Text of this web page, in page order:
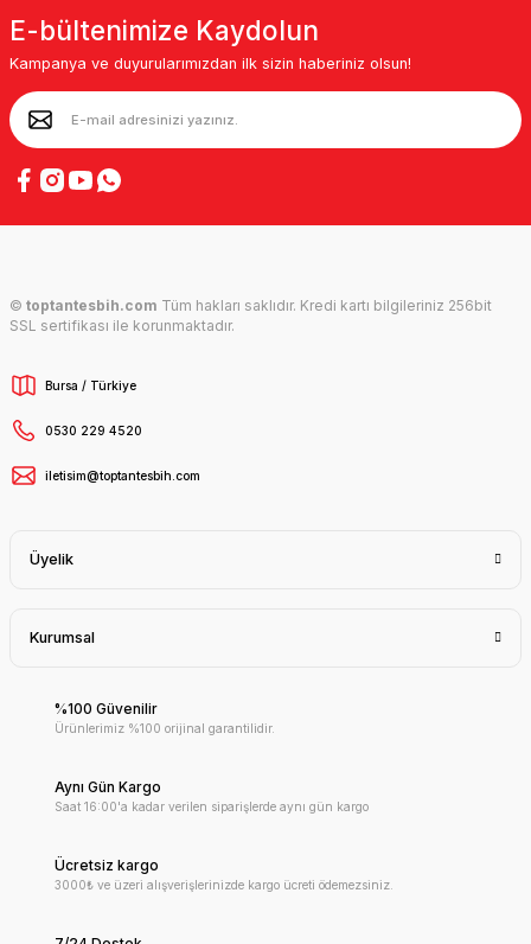
E-bültenimize Kaydolun
Kampanya ve duyurularımızdan ilk sizin haberiniz olsun!
© toptantesbih.com Tüm hakları saklıdır. Kredi kartı bilgileriniz 256bit
SSL sertifikası ile korunmaktadır.
Bursa / Türkiye
0530 229 4520
iletisim@toptantesbih.com
Üyelik
Kurumsal
%100 Güvenilir
Ürünlerimiz %100 orijinal garantilidir.
Aynı Gün Kargo
Saat 16:00'a kadar verilen siparişlerde aynı gün kargo
Ücretsiz kargo
3000₺ ve üzeri alışverişlerinizde kargo ücreti ödemezsiniz.